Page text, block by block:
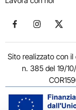
Seguici suSeguici su
Sito realizzato con
n. 385 del 19/